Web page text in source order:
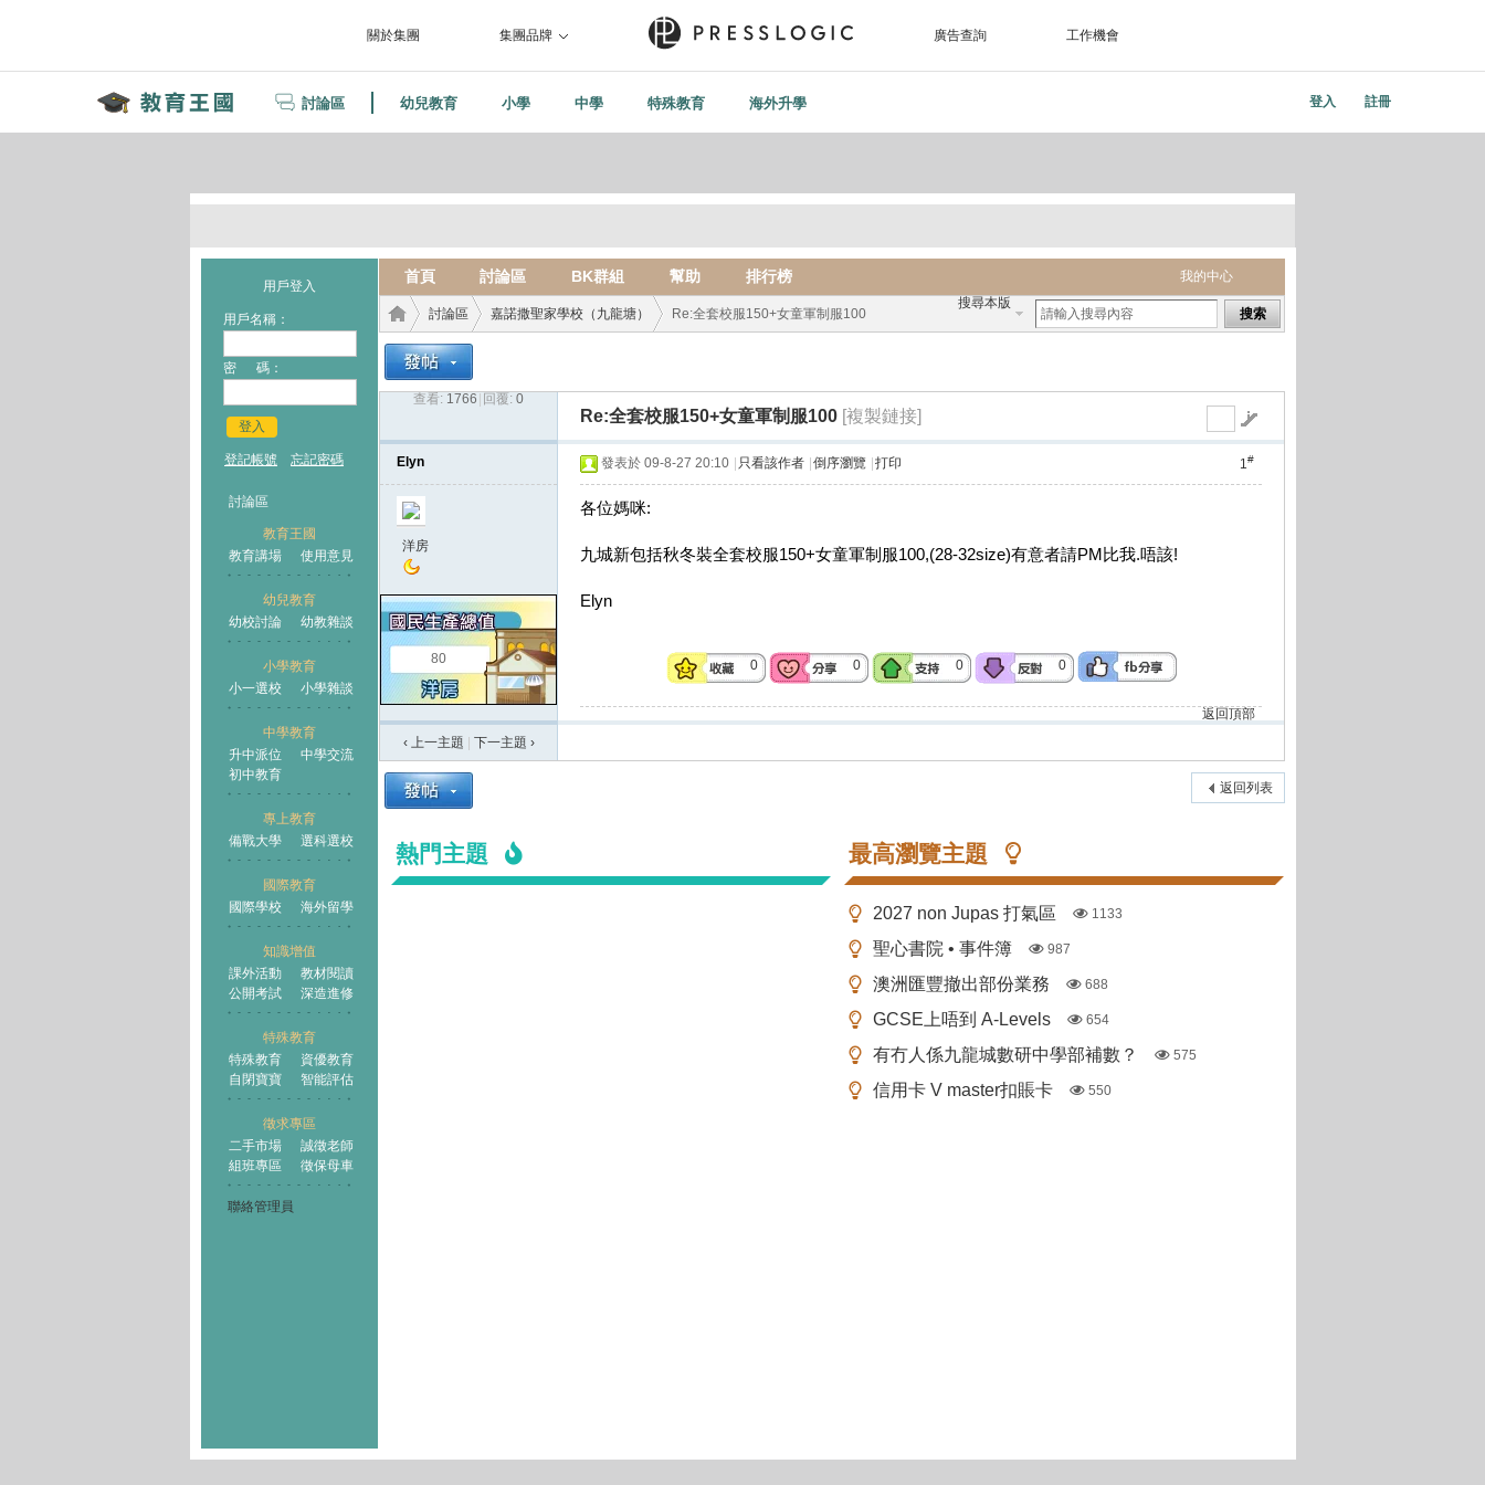
關於集團 集團品牌 廣告查詢 工作機會
討論區 幼兒教育 小學 中學 特殊教育 海外升學 登入 註冊
用戶登入
用戶名稱：
密 碼：
登入
登記帳號 忘記密碼
討論區
教育王國
教育講場
使用意見
幼兒教育
幼校討論
幼教雜談
小學教育
小一選校
小學雜談
中學教育
升中派位
中學交流
初中教育
專上教育
備戰大學
選科選校
國際教育
國際學校
海外留學
知識增值
課外活動
教材閱讀
公開考試
深造進修
特殊教育
特殊教育
資優教育
自閉寶寶
智能評估
徵求專區
二手市場
誠徵老師
組班專區
徵保母車
聯絡管理員
我的中心
首頁 討論區 BK群組 幫助 排行榜
搜尋本版
搜索
王國
討論區
›
嘉諾撒聖家學校（九龍塘）
›
Re:全套校服150+女童軍制服100
查看: 1766 回覆: 0
Re:全套校服150+女童軍制服100 [複製鏈接]
Elyn
洋房
80
1#
發表於 09-8-27 20:10 只看該作者 倒序瀏覽 打印
各位媽咪:
九城新包括秋冬裝全套校服150+女童軍制服100,(28-32size)有意者請PM比我.唔該!
Elyn
0 0 0 0
返回頂部
‹ 上一主題
下一主題 ›
返回列表
熱門主題 最高瀏覽主題
2027 non Jupas 打氣區 1133
聖心書院 • 事件簿 987
澳洲匯豐撤出部份業務 688
GCSE上唔到 A-Levels 654
有冇人係九龍城數研中學部補數？ 575
信用卡 V master扣賬卡 550